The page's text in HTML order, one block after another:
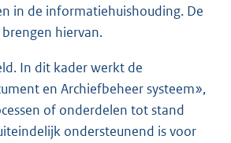
in de informatiehuishouding. De
hiervan.
In dit kader werkt de
en Archiefbeheer systeem»,
of onderdelen tot stand
ondersteunend is voor